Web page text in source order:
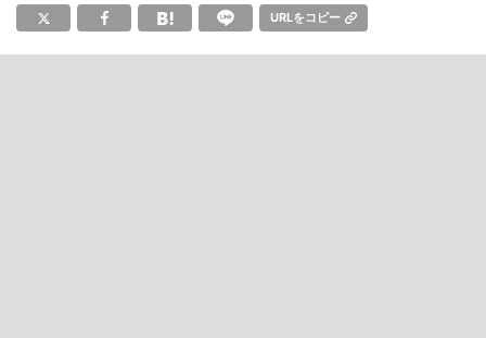
URLをコピー